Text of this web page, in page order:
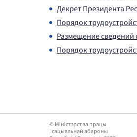
Декрет Президента
Порядок
Размещение сведений
Порядок
© Мiнiстэрства працы
i сацыяльнай абароны